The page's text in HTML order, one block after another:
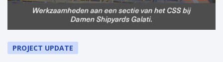
PROJECT UPDATE